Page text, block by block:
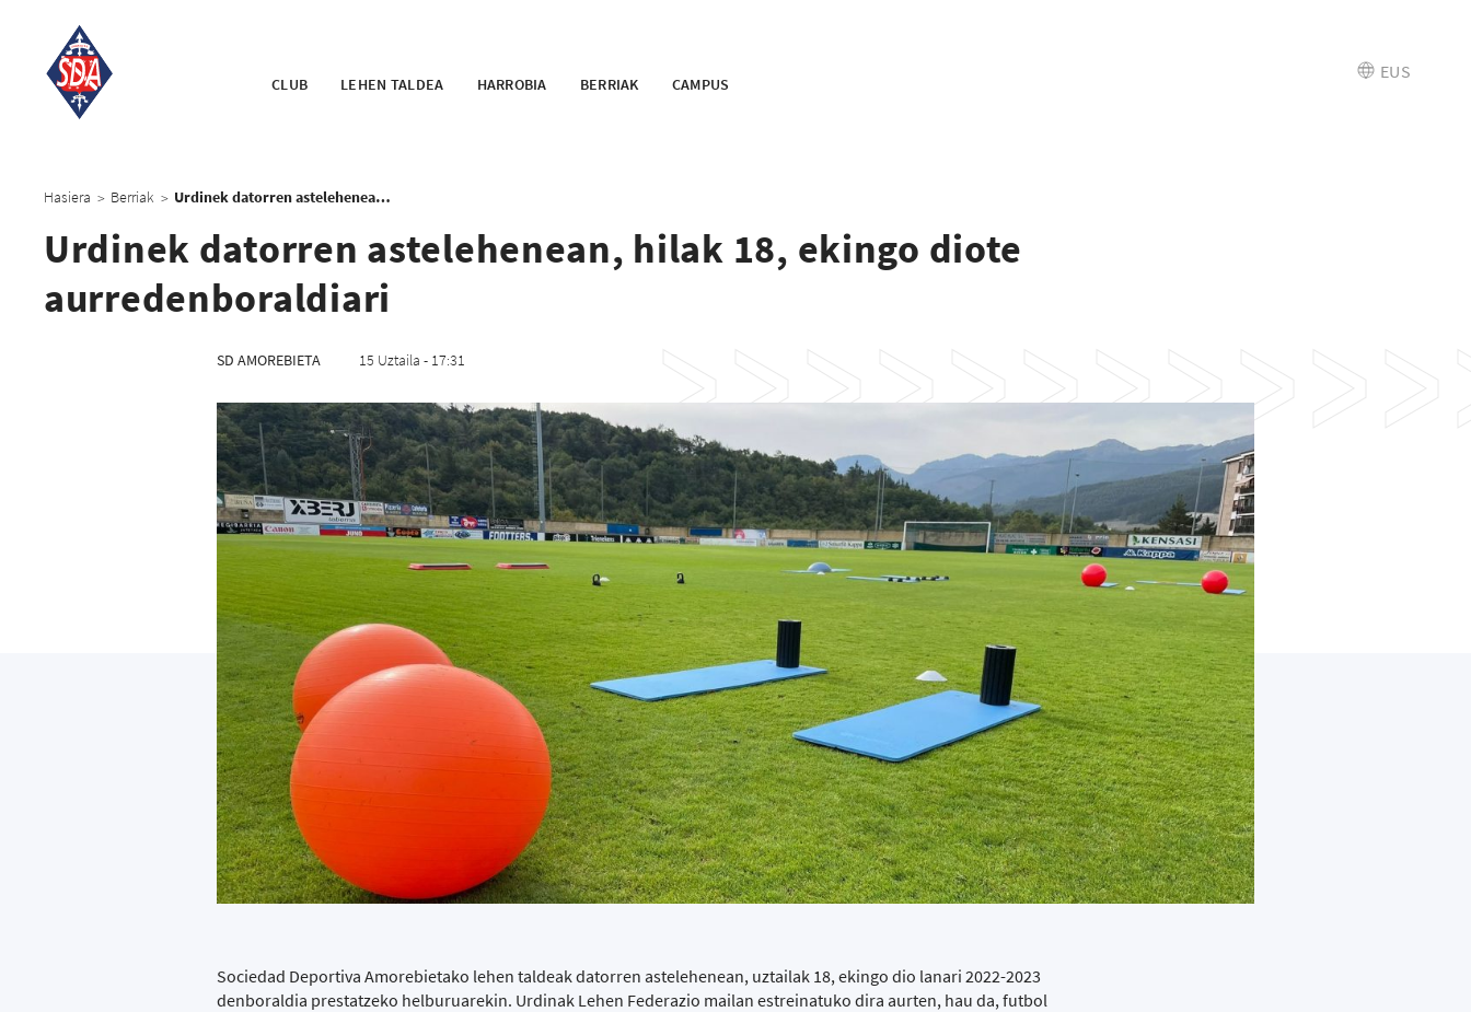
CLUB LEHEN TALDEA HARROBIA BERRIAK CAMPUS
EUS
Hasiera > Berriak > Urdinek datorren astelehenean, hilak 18, ekingo diote aurredenboraldiari
Urdinek datorren astelehenean, hilak 18, ekingo diote
aurredenboraldiari
SD AMOREBIETA 15 Uztaila - 17:31
Sociedad Deportiva Amorebietako lehen taldeak datorren astelehenean, uztailak 18, ekingo dio lanari 2022-2023
denboraldia prestatzeko helburuarekin. Urdinak Lehen Federazio mailan estreinatuko dira aurten, hau da, futbol